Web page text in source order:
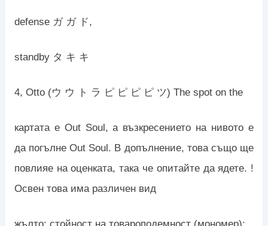
defense ガ ガ ド,
standby タ キ キ
4, Otto (ウ ウ ト ラ ピ ピ ピ ピ ツ) The spot on the
картата е Out Soul, а възкресението на нивото е
да погълне Out Soul. В допълнение, това също ще
повлияе на оценката, така че опитайте да ядете. !
Освен това има различен вид